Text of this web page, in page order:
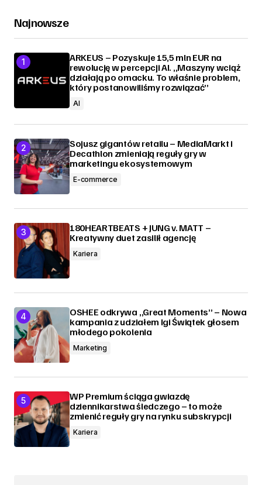
Najnowsze
ARKEUS – Pozyskuje 15,5 mln EUR na
rewolucję w percepcji AI. „Maszyny wciąż
działają po omacku. To właśnie problem,
który postanowiliśmy rozwiązać”
AI
Sojusz gigantów retailu – MediaMarkt i
Decathlon zmieniają reguły gry w
marketingu ekosystemowym
E-commerce
180HEARTBEATS + JUNG v. MATT –
Kreatywny duet zasilił agencję
Kariera
OSHEE odkrywa „Great Moments” – Nowa
kampania z udziałem Igi Świątek głosem
młodego pokolenia
Marketing
WP Premium ściąga gwiazdę
dziennikarstwa śledczego – to może
zmienić reguły gry na rynku subskrypcji
Kariera